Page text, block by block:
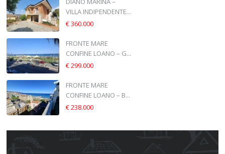
VILLA INDIPENDENTE...
€ 360.000
FRONTE MARE
CONFINE LOANO – G...
€ 299.000
FRONTE MARE
CONFINE LOANO – B...
€ 238.000